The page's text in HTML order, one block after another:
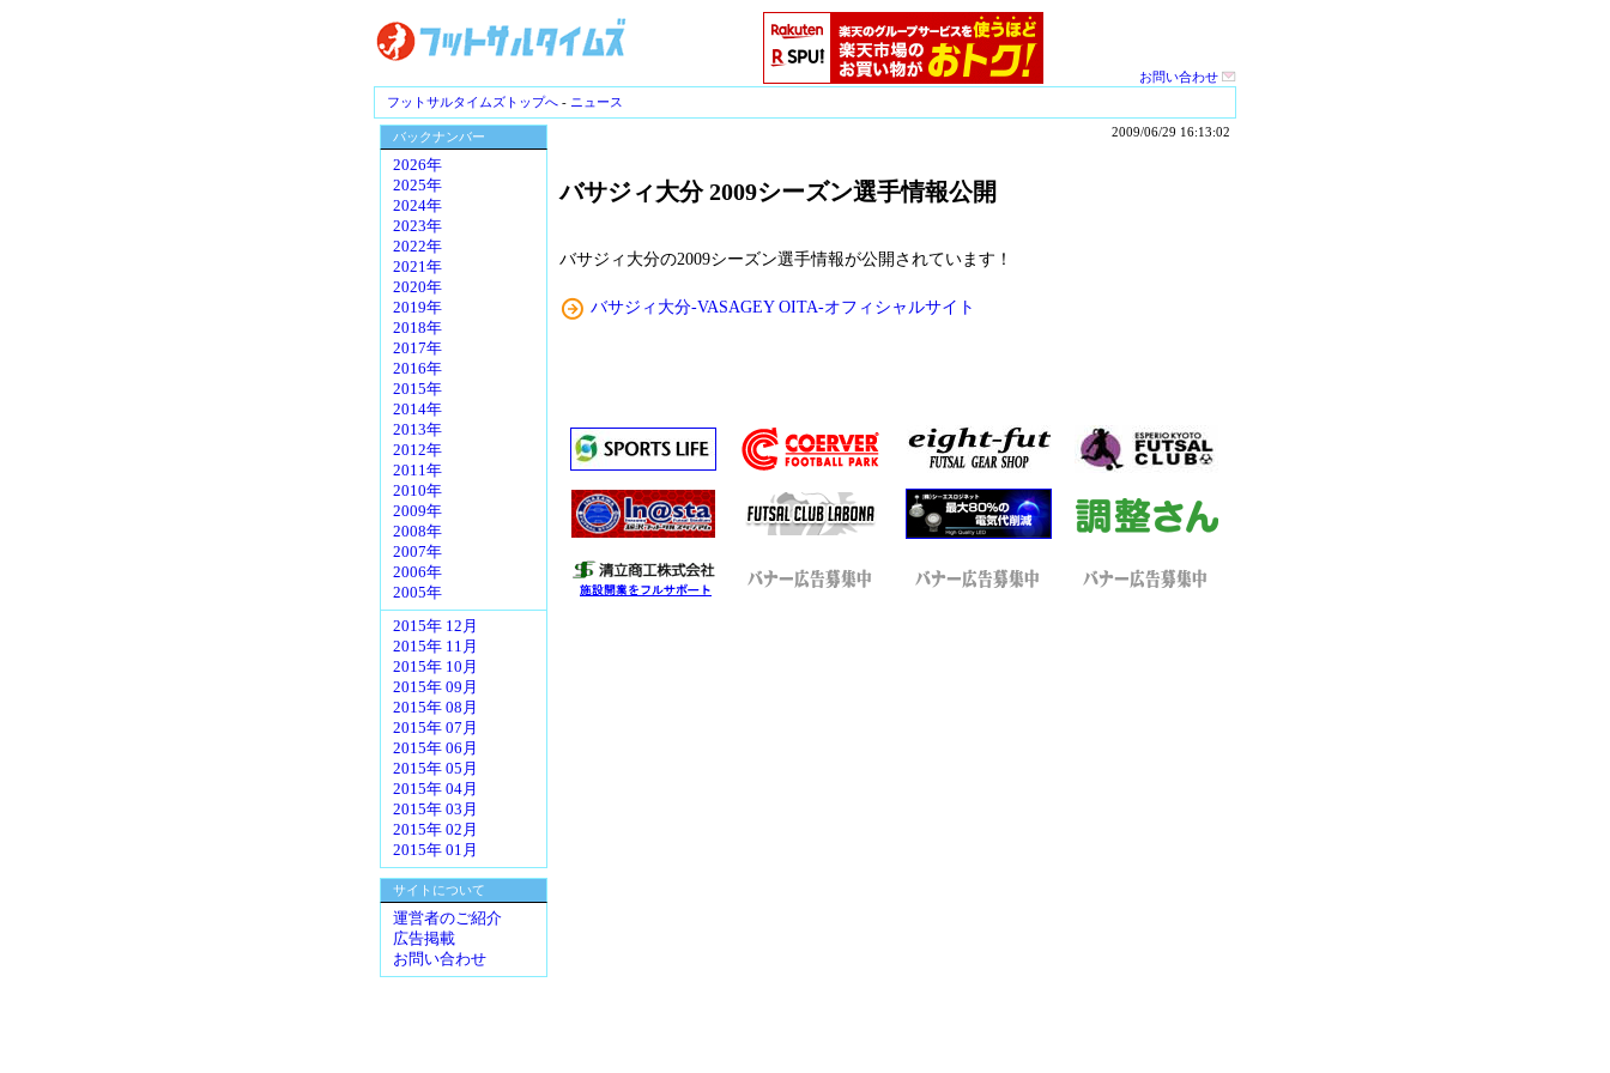
お問い合わせ
フットサルタイムズトップへ - ニュース
バックナンバー
2026年
2025年
2024年
2023年
2022年
2021年
2020年
2019年
2018年
2017年
2016年
2015年
2014年
2013年
2012年
2011年
2010年
2009年
2008年
2007年
2006年
2005年
2015年 12月
2015年 11月
2015年 10月
2015年 09月
2015年 08月
2015年 07月
2015年 06月
2015年 05月
2015年 04月
2015年 03月
2015年 02月
2015年 01月
サイトについて
運営者のご紹介
広告掲載
お問い合わせ
2009/06/29 16:13:02
バサジィ大分 2009シーズン選手情報公開
バサジィ大分の2009シーズン選手情報が公開されています！
バサジィ大分-VASAGEY OITA-オフィシャルサイト